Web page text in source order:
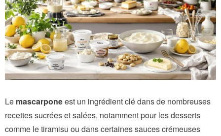
Le mascarponeest un ingrédient clé dans de nombreuses
recettes sucrées et salées, notamment pour les desserts
comme le tiramisu ou dans certaines sauces crémeuses